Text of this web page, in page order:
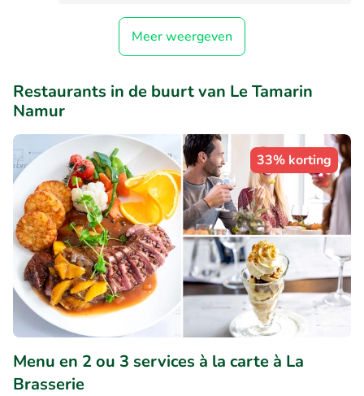
Meer weergeven
Restaurants in de buurt van Le Tamarin
Namur
33% korting
Menu en 2 ou 3 services à la carte à La
Brasserie